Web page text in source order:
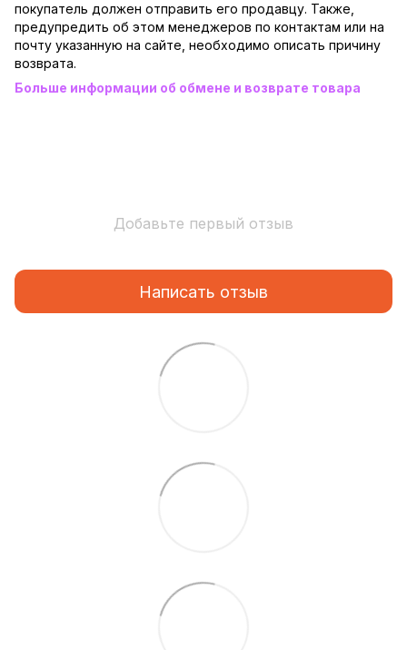
покупатель должен отправить его продавцу. Также,
предупредить об этом менеджеров по контактам или на
почту указанную на сайте, необходимо описать причину
возврата.
Больше информации об обмене и возврате товара
Добавьте первый отзыв
Написать отзыв